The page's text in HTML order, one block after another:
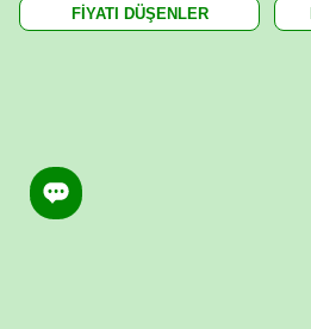
FİYATI DÜŞENLER